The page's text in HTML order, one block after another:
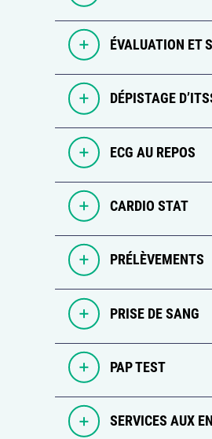
ÉVALUATION ET
DÉPISTAGE
ECG AU REPOS
CARDIO STAT
PRÉLÈVEMENTS
PRISE DE SANG
PAP TEST
SERVICES AUX